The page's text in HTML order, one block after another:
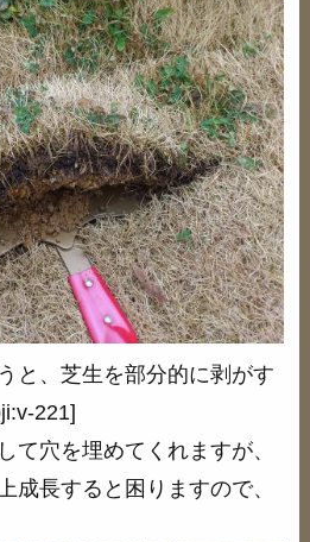
と、芝生を部分的に剥がす
221]
て穴を埋めてくれますが、
成長すると困りますので、